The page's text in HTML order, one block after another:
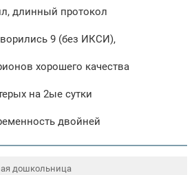
длинный протокол
9 (без ИКСИ),
хорошего качества
на 2ые сутки
двойней
дошкольница